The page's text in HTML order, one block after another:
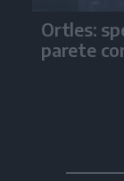
Ortles:
parete